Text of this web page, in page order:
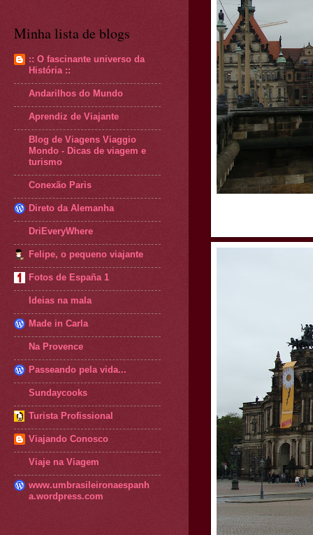
Minha lista de blogs
:: O fascinante universo da
História ::
Andarilhos do Mundo
Aprendiz de Viajante
Blog de Viagens Viaggio
Mondo - Dicas de viagem e
turismo
Conexão Paris
Direto da Alemanha
DriEveryWhere
Felipe, o pequeno viajante
Fotos de España 1
Ideias na mala
Made in Carla
Na Provence
Passeando pela vida...
Sundaycooks
Turista Profissional
Viajando Conosco
Viaje na Viagem
www.umbrasileironaespanh
a.wordpress.com